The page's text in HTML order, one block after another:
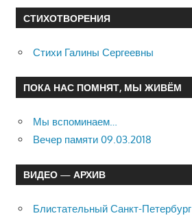
СТИХОТВОРЕНИЯ
Стихи Галины Сергеевны
ПОКА НАС ПОМНЯТ, МЫ ЖИВЁМ
Мы вспоминаем…
Вечер памяти 09.03.2018
ВИДЕО — АРХИВ
Блистательный Санкт-Петербург